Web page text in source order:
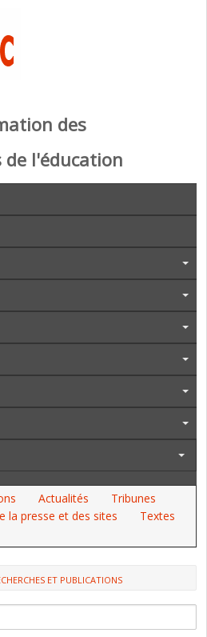
des
l'éducation
Actualités
Tribunes
la presse et des sites
Textes
ET PUBLICATIONS